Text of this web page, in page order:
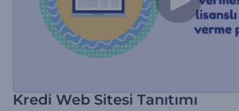
Kredi Web Sitesi Tanıtımı